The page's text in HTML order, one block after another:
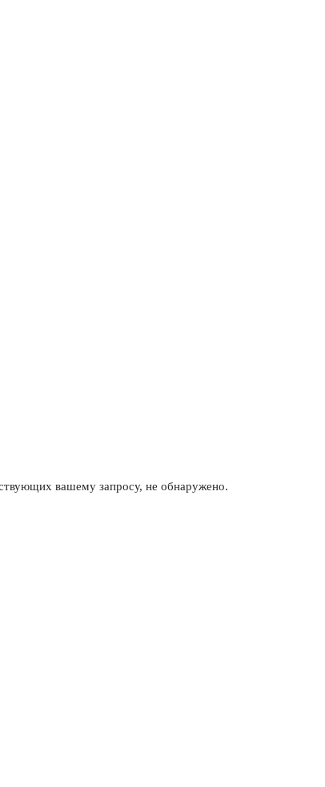
вашему запросу, не обнаружено.